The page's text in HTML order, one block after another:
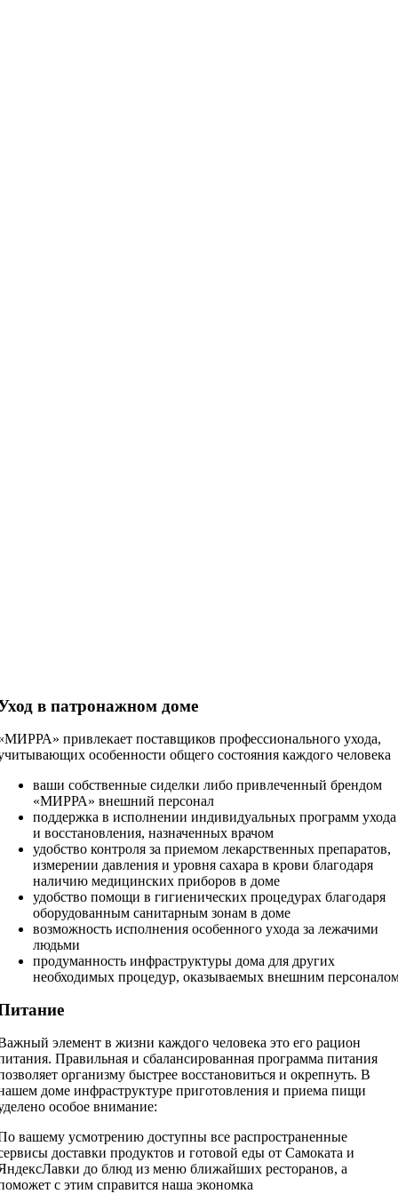
в патронажном доме
привлекает поставщиков профессионального ухода,
особенности общего состояния каждого человека
ваши собственные сиделки либо привлеченный брендом
«МИРРА» внешний персонал
поддержка в исполнении индивидуальных программ ухода
и восстановления, назначенных врачом
удобство контроля за приемом лекарственных препаратов,
измерении давления и уровня сахара в крови благодаря
наличию медицинских приборов в доме
удобство помощи в гигиенических процедурах благодаря
оборудованным санитарным зонам в доме
возможность исполнения особенного ухода за лежачими
людьми
продуманность инфраструктуры дома для других
необходимых процедур, оказываемых внешним
элемент в жизни каждого человека это его рацион
Правильная и сбалансированная программа питания
организму быстрее восстановиться и окрепнуть. В
доме инфраструктуре приготовления и приема пищи
особое внимание:
вашему усмотрению доступны все распространенные
доставки продуктов и готовой еды от Самоката и
до блюд из меню ближайших ресторанов, а
с этим справится наша экономка